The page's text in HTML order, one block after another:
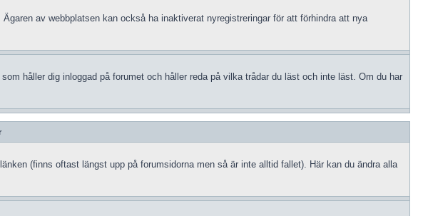
av webbplatsen kan också ha inaktiverat nyregistreringar för att förhindra att nya
håller dig inloggad på forumet och håller reda på vilka trådar du läst och inte läst. Om du har
(finns oftast längst upp på forumsidorna men så är inte alltid fallet). Här kan du ändra alla